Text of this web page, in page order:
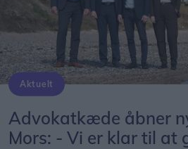
måske får færre afgange,
Aktuelt
Advokatkæde åbner
Mors: - Vi er klar til at